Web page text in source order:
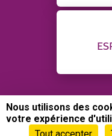
CONTACT
POLITIQUE DE
Nous utilisons des
votre expérience